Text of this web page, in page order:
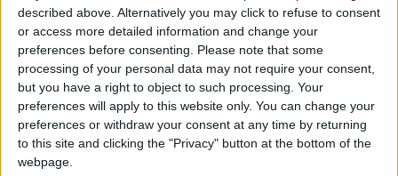
described above. Alternatively you may click to refuse to consent
or access more detailed information and change your
preferences before consenting.
Please note that some
processing of your personal data may not require your consent,
but you have a right to object to such processing. Your
preferences will apply to this website only. You can change your
preferences or withdraw your consent at any time by returning
to this site and clicking the "Privacy" button at the bottom of the
webpage.
miei figli lo abbiamo raggiunto per un mese. In
precedenza c’era stata anche un’esperienza a
Detroit. Tutte cose che non facevano che
radicare sempre più il nostro desiderio di
costruirci una vita in questo paese.”Poi, sette
mesi fa, l’occasione giusta: Kenosha nel
Wisconsin, tra Chicago e Milwaukee, nella